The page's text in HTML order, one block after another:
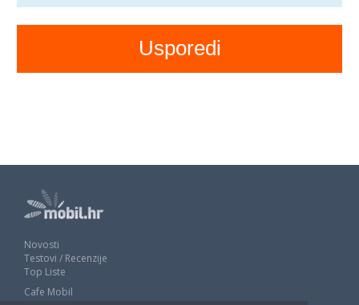
Novosti
Testovi / Recenzije
Top Liste
Cafe Mobil